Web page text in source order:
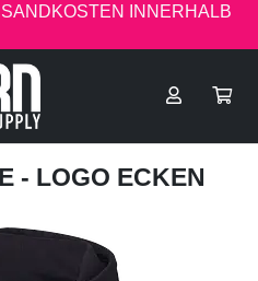
INNERHALB
- LOGO ECKEN